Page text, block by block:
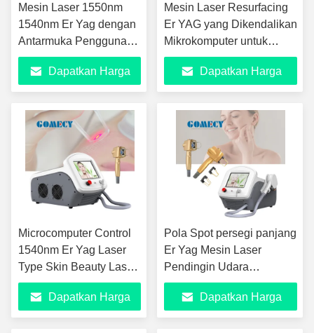
Mesin Laser 1550nm
1540nm Er Yag dengan
Antarmuka Pengguna
Bahasa Inggris / Cina
Dapatkan Harga
Mesin Laser Resurfacing
Er YAG yang Dikendalikan
Mikrokomputer untuk
Peremajaan Kulit
Dapatkan Harga
Microcomputer Control
1540nm Er Yag Laser
Type Skin Beauty Laser
dengan Densitas Spot
X0.5×1Dapatkan Harga
Pola Spot persegi panjang
Er Yag Mesin Laser
Pendingin Udara
Pemindaian acak
Dapatkan Harga